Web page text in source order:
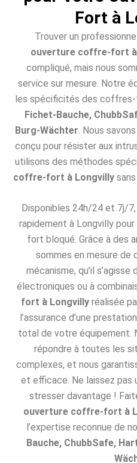
Fort à
Trouver un
ouverture coffre-fort à
compliqué, mais nous
service sur mesure. Notre
les spécificités des
Fichet-Bauche,
Burg-Wächter . Nous
conçu pour résister aux
utilisons des méthodes
coffre-fort à Longvilly
Disponibles 24h/24 et 7j/
rapidement à Longvilly
fort bloqué. Grâce à des
sommes en mesure
mécanisme, qu’il
électroniques ou à
fort à Longvillyréalisée
l’assurance d’une
total de votre équipement.
répondre à toutes les
complexes, et nous
et efficace. Ne laissez
stresser davantage !
ouverture coffre-fort à
l’expertise reconnue de
Bauche, ChubbSafe,